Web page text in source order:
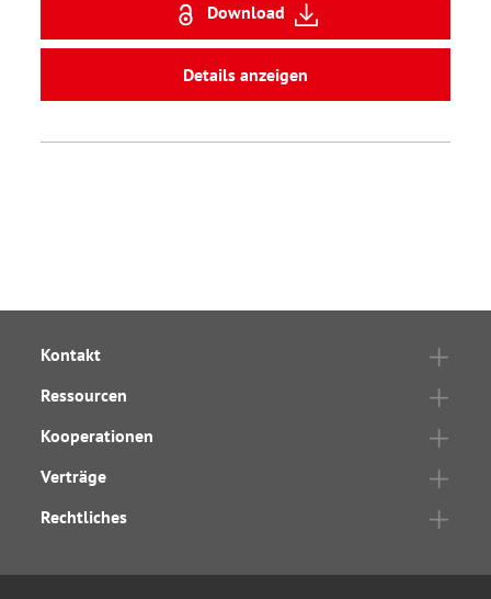
Download
Details anzeigen
Kontakt
Ressourcen
Kooperationen
Verträge
Rechtliches